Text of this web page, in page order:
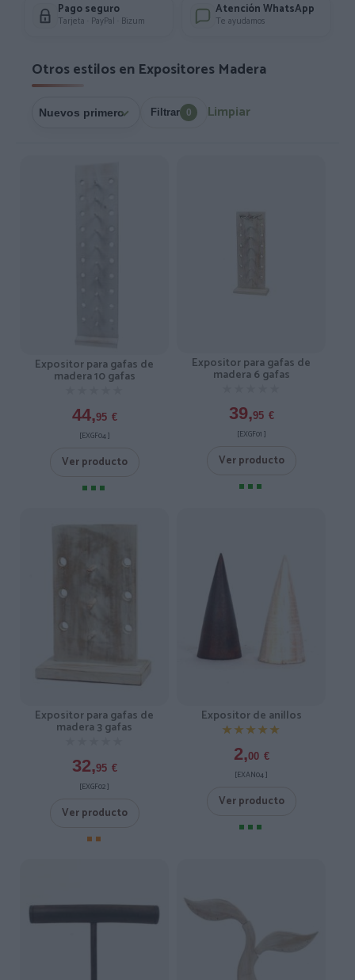
Pago seguro
Tarjeta · PayPal · Bizum
Atención WhatsApp
Te ayudamos
Otros estilos en Expositores Madera
Filtrar 0 Limpiar
Expositor para gafas de
madera 10 gafas
44,95 €
[EXGF04 ]
Ver producto
Expositor para gafas de
madera 6 gafas
39,95 €
[EXGF01 ]
Ver producto
Expositor para gafas de
madera 3 gafas
32,95 €
[EXGF02 ]
Ver producto
Expositor de anillos
★★★★★
★★★★★
2,00 €
[EXAN04 ]
Ver producto